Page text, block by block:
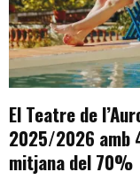
El Teatre de
2025/2026 amb
mitjana del 70%